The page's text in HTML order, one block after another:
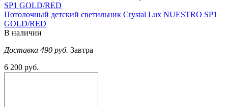
Потолочный детский светильник Crystal Lux NUESTRO SP1
GOLD/RED
В наличии
Доставка 490 руб. Завтра
6 200 руб.